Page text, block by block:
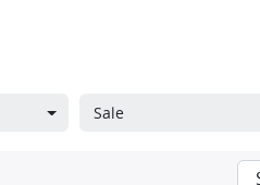
Sale